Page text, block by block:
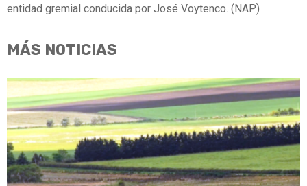
entidad gremial conducida por José Voytenco. (NAP)
MÁS NOTICIAS